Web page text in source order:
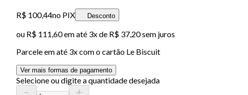
R$ 100,44no PIX Desconto
ou R$ 111,60em até 3x de R$ 37,20 sem juros
Parcele em até 3x com o cartão Le Biscuit
Ver mais formas de pagamento
Selecione ou digite a quantidade desejada